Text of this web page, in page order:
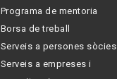
Programa de mentoria
Borsa de treball
Serveis a persones sòcies
Serveis a empreses i